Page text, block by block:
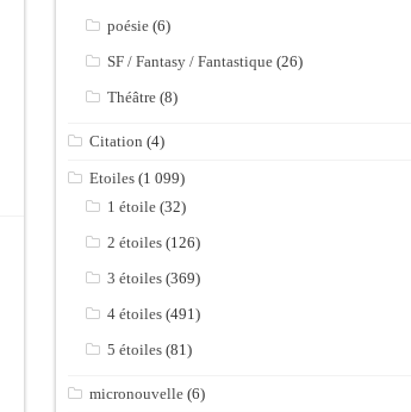
poésie (6)
SF / Fantasy / Fantastique (26)
Théâtre (8)
Citation (4)
Etoiles (1 099)
1 étoile (32)
2 étoiles (126)
3 étoiles (369)
4 étoiles (491)
5 étoiles (81)
micronouvelle (6)